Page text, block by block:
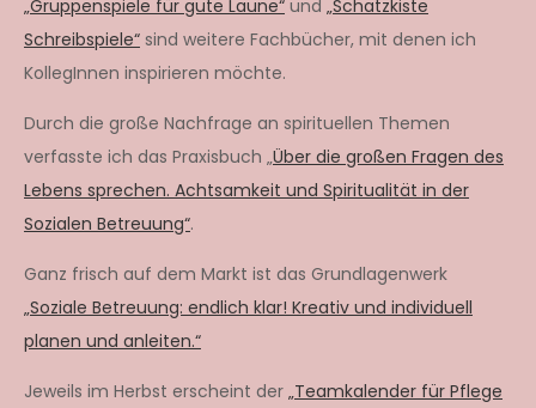
„Gruppenspiele für gute Laune“ und „Schatzkiste
Schreibspiele“ sind weitere Fachbücher, mit denen ich
KollegInnen inspirieren möchte.
Durch die große Nachfrage an spirituellen Themen
verfasste ich das Praxisbuch „Über die großen Fragen des
Lebens sprechen. Achtsamkeit und Spiritualität in der
Sozialen Betreuung“.
Ganz frisch auf dem Markt ist das Grundlagenwerk
„Soziale Betreuung: endlich klar! Kreativ und individuell
planen und anleiten.“
Jeweils im Herbst erscheint der „Teamkalender für Pflege